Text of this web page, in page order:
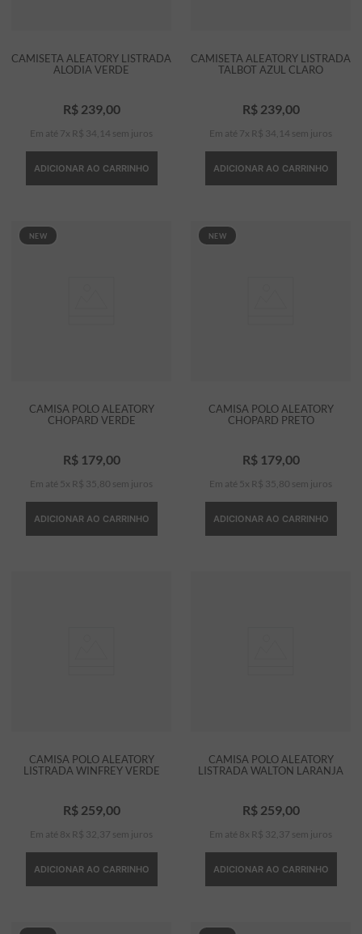
CAMISETA ALEATORY LISTRADA
ALODIA VERDE
R$ 239, 00
Em até 7 x R$ 34 14 sem juros
ADICIONAR AO CARRINHO
CAMISETA ALEATORY LISTRADA
TALBOT AZUL CLARO
R$ 239, 00
Em até 7 x R$ 34 14 sem juros
ADICIONAR AO CARRINHO
NEW
CAMISA POLO ALEATORY
CHOPARD VERDE
R$ 179, 00
Em até 5 x R$ 35 80 sem juros
ADICIONAR AO CARRINHO
NEW
CAMISA POLO ALEATORY
CHOPARD PRETO
R$ 179, 00
Em até 5 x R$ 35 80 sem juros
ADICIONAR AO CARRINHO
CAMISA POLO ALEATORY
LISTRADA WINFREY VERDE
R$ 259, 00
Em até 8 x R$ 32 37 sem juros
ADICIONAR AO CARRINHO
CAMISA POLO ALEATORY
LISTRADA WALTON LARANJA
R$ 259, 00
Em até 8 x R$ 32 37 sem juros
ADICIONAR AO CARRINHO